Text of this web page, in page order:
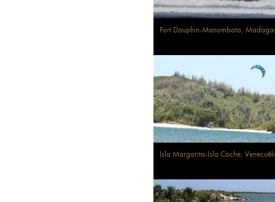
Fort Dauphin-Manombato,
Isla Margarita-Isla Coche,